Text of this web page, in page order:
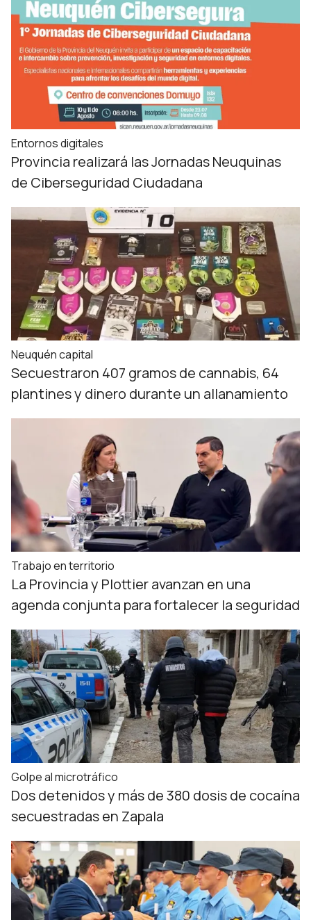
Entornos digitales
Provincia realizará las Jornadas Neuquinas
de Ciberseguridad Ciudadana
Neuquén capital
Secuestraron 407 gramos de cannabis, 64
plantines y dinero durante un allanamiento
Trabajo en territorio
La Provincia y Plottier avanzan en una
agenda conjunta para fortalecer la seguridad
Golpe al microtráfico
Dos detenidos y más de 380 dosis de cocaína
secuestradas en Zapala